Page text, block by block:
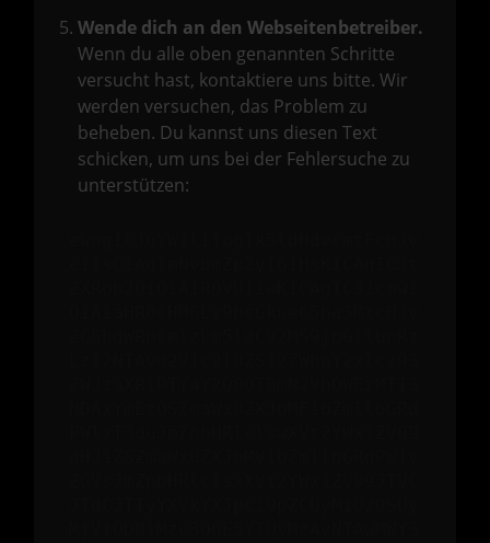
Wende dich an den Webseitenbetreiber.
Wenn du alle oben genannten Schritte
versucht hast, kontaktiere uns bitte. Wir
werden versuchen, das Problem zu
beheben. Du kannst uns diesen Text
schicken, um uns bei der Fehlersuche zu
unterstützen: